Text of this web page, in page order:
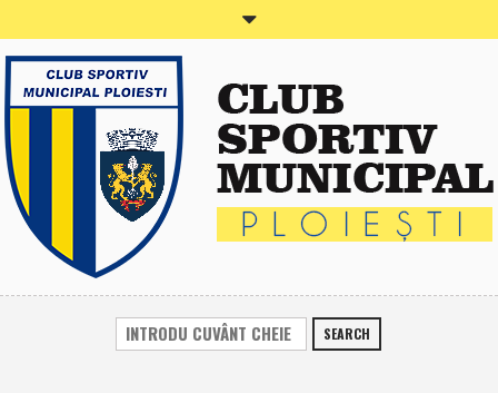
SEARCH